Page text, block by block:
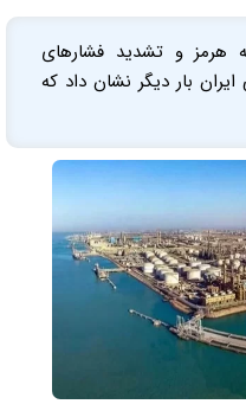
هرمز و تشدید فشارهای
ایران بار دیگر نشان داد که